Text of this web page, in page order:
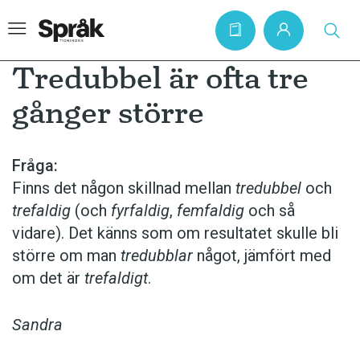
Hem
Artiklar
Krönikor
Språkfrågor
Skrivtips
Bokrecensioner
Tredubbel är ofta tre
gånger större
Fråga:
Finns det någon skillnad mellan tredubbel och
trefaldig (och fyrfaldig, femfaldig och så
vidare). Det känns som om resultatet skulle bli
större om man tredubblar något, jämfört med
om det är trefaldigt.
Sandra